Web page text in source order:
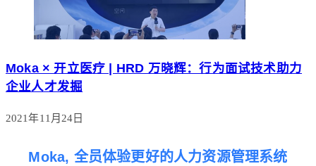
Moka × 开立医疗 | HRD 万晓辉：行为面试技术助力
企业人才发掘
2021年11月24日
Moka, 全员体验更好的人力资源管理系统